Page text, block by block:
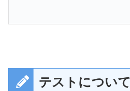
テストについて